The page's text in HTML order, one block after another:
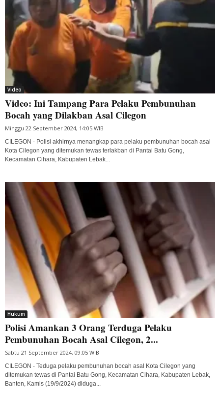
Video
Video: Ini Tampang Para Pelaku Pembunuhan
Bocah yang Dilakban Asal Cilegon
Minggu 22 September 2024, 14:05 WIB
CILEGON - Polisi akhirnya menangkap para pelaku pembunuhan bocah asal
Kota Cilegon yang ditemukan tewas terlakban di Pantai Batu Gong,
Kecamatan Cihara, Kabupaten Lebak...
Hukum
Polisi Amankan 3 Orang Terduga Pelaku
Pembunuhan Bocah Asal Cilegon, 2...
Sabtu 21 September 2024, 09:05 WIB
CILEGON - Teduga pelaku pembunuhan bocah asal Kota Cilegon yang
ditemukan tewas di Pantai Batu Gong, Kecamatan Cihara, Kabupaten Lebak,
Banten, Kamis (19/9/2024) diduga...